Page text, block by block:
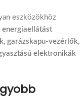
eszközökhöz
garázskapu-vezérlők,
elektronikák